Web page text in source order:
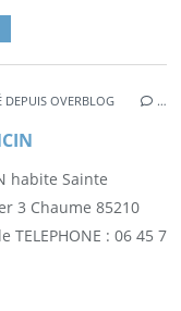
DEPUIS OVERBLOG …
habite Sainte
3 Chaume 85210
TELEPHONE : 06 45 7